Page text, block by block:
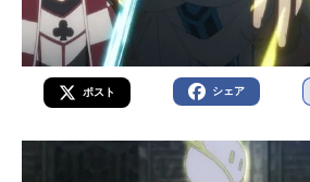
ポスト シェア